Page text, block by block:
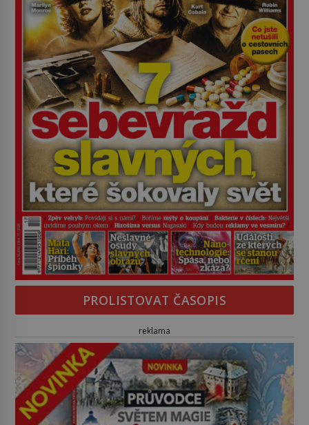
PROLISTOVAT ČASOPIS
reklama